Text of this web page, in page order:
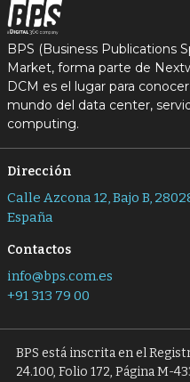
BPS (Business Publications
Market, forma parte de
DCM es el lugar para
mundo del data center,
computing.
Dirección
Calle Azcona 12, Bajo B,
España
Contactos
info@bps.com.es
+91 313 79 00
BPS está inscrita en el
24.100, Folio 172, Página M-